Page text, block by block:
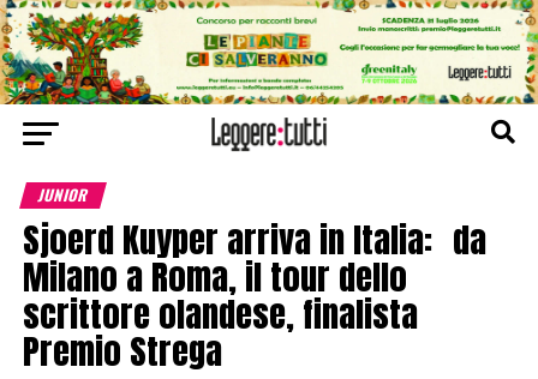
JUNIOR
Sjoerd Kuyper arriva in Italia: da
Milano a Roma, il tour dello
scrittore olandese, finalista
Premio Strega